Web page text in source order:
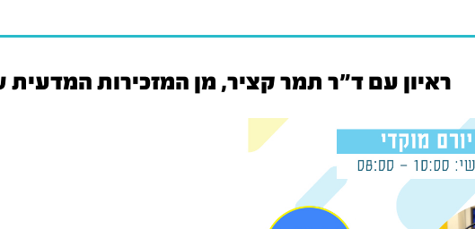
ראיון עם ד"ר תמר קציר, מן המזכירות